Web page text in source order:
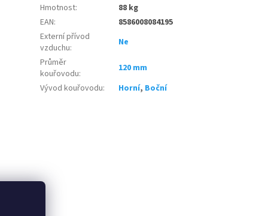
Hmotnost:
88 kg
EAN:
8586008084195
Externí přívod
vzduchu:
Ne
Průměr
kouřovodu:
120 mm
Vývod kouřovodu: Horní, Boční